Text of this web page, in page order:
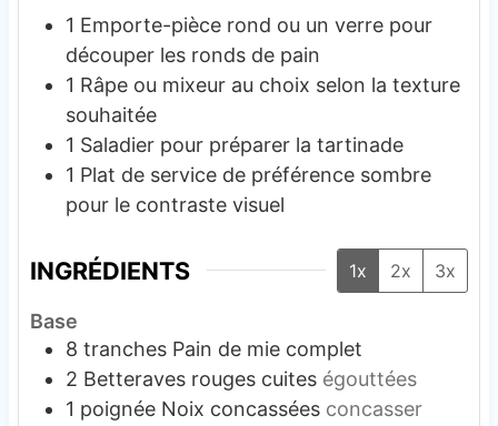
1 Emporte-pièce rond ou un verre pour
découper les ronds de pain
1 Râpe ou mixeur au choix selon la texture
souhaitée
1 Saladier pour préparer la tartinade
1 Plat de service de préférence sombre
pour le contraste visuel
INGRÉDIENTS 1x 2x 3x
Base
8 tranches Pain de mie complet
2 Betteraves rouges cuites égouttées
1 poignée Noix concassées concasser